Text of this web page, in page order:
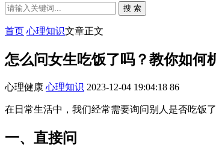
搜 索
首页 心理知识文章正文
怎么问女生吃饭了吗？教你如何
心理健康 心理知识 2023-12-04 19:04:18 86
在日常生活中，我们经常需要询问别人是否吃饭
一、直接问